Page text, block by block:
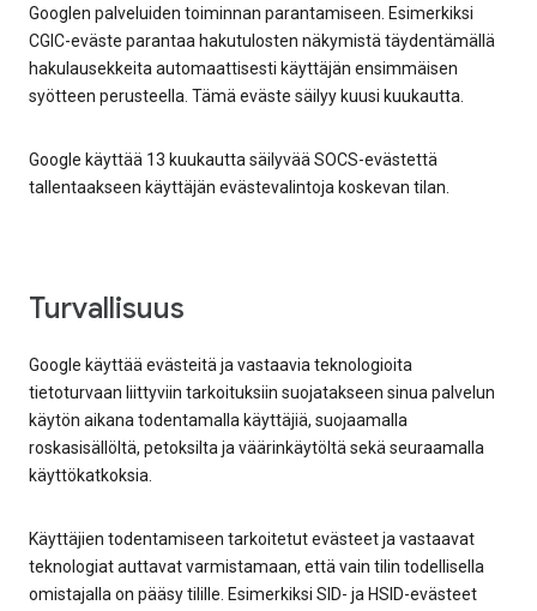
Googlen palveluiden toiminnan parantamiseen. Esimerkiksi
CGIC-eväste parantaa hakutulosten näkymistä täydentämällä
hakulausekkeita automaattisesti käyttäjän ensimmäisen
syötteen perusteella. Tämä eväste säilyy kuusi kuukautta.
Google käyttää 13 kuukautta säilyvää SOCS-evästettä
tallentaakseen käyttäjän evästevalintoja koskevan tilan.
Turvallisuus
Google käyttää evästeitä ja vastaavia teknologioita
tietoturvaan liittyviin tarkoituksiin suojatakseen sinua palvelun
käytön aikana todentamalla käyttäjiä, suojaamalla
roskasisällöltä, petoksilta ja väärinkäytöltä sekä seuraamalla
käyttökatkoksia.
Käyttäjien todentamiseen tarkoitetut evästeet ja vastaavat
teknologiat auttavat varmistamaan, että vain tilin todellisella
omistajalla on pääsy tilille. Esimerkiksi SID- ja HSID-evästeet